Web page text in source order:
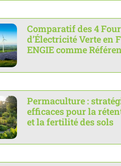
Comparatif des 4
d’Électricité Verte en
ENGIE comme
Permaculture :
efficaces pour la
et la fertilité des sols